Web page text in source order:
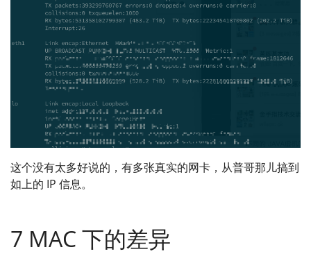
这个没有太多好说的，有多张真实的网卡，从普哥那儿搞到
如上的 IP 信息。
7 MAC 下的差异